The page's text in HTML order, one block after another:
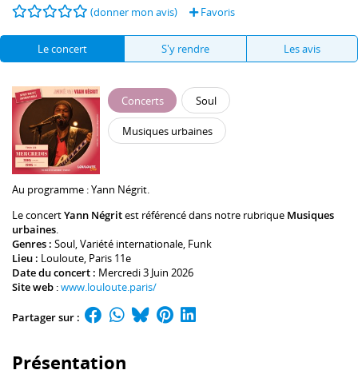
(donner mon avis) Favoris
Le concert S'y rendre Les avis
Concerts Soul
Musiques urbaines
Au programme :Yann Négrit
Le concertYann Négritest référencé dans notre rubrique Musiques
urbaines.
Genres : Soul,Variété internationale, Funk
Lieu : Louloute, Paris 11e
Date du concert : Mercredi 3 Juin 2026
Site web :www.louloute.paris/
Partager sur :
Présentation